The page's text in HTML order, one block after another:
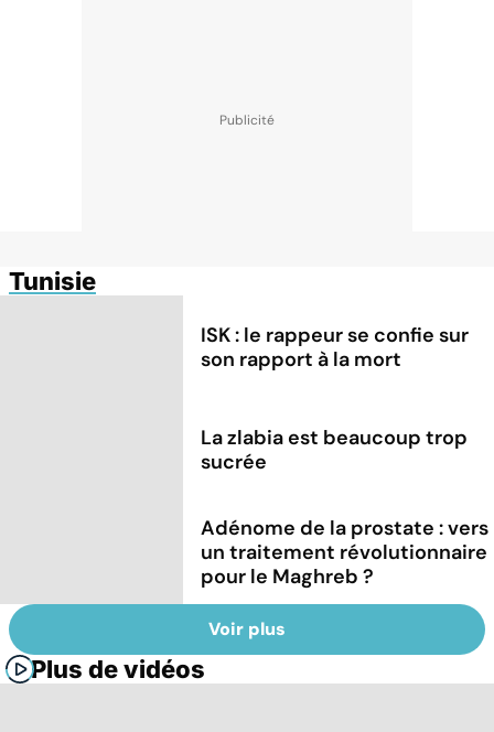
Tunisie
ISK : le rappeur se confie sur
son rapport à la mort
La zlabia est beaucoup trop
sucrée
Adénome de la prostate : vers
un traitement révolutionnaire
pour le Maghreb ?
Voir plus
Plus de vidéos